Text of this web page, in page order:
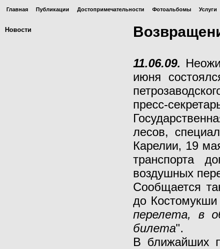
Главная Публикации Достопримечательности Фотоальбомы Услуги
Новости
11.06.09.
июня
пресс-
лесов,
Карелии, 19
транспорта
воздушных
Сообщается
до Костомукши
перелета, в
билета".
В ближайших